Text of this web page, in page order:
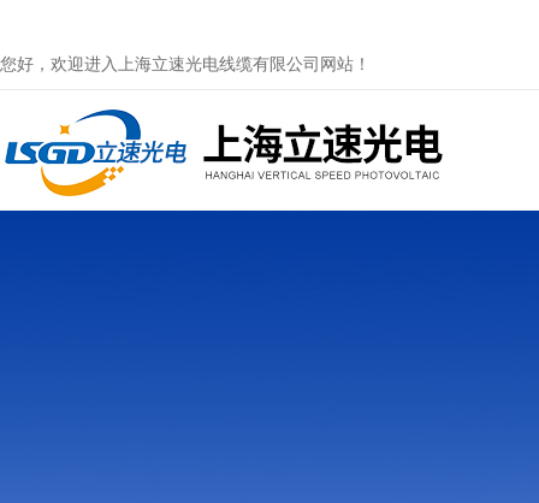
您好，欢迎进入上海立速光电线缆有限公司网站！